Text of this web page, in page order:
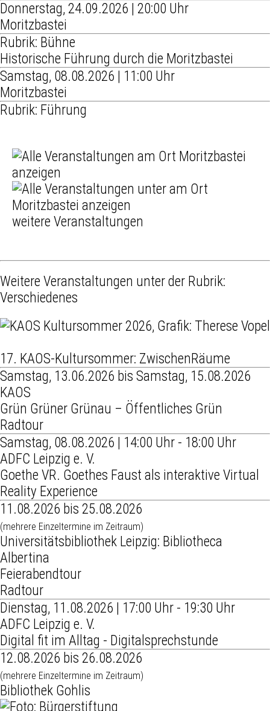
Donnerstag, 24.09.2026 | 20:00 Uhr
Moritzbastei
Rubrik: Bühne
Historische Führung durch die Moritzbastei
Samstag, 08.08.2026 | 11:00 Uhr
Moritzbastei
Rubrik: Führung
weitere Veranstaltungen
Weitere Veranstaltungen unter der Rubrik:
Verschiedenes
17. KAOS-Kultursommer: ZwischenRäume
Samstag, 13.06.2026 bis Samstag, 15.08.2026
KAOS
Grün Grüner Grünau – Öffentliches Grün
Radtour
Samstag, 08.08.2026 | 14:00 Uhr - 18:00 Uhr
ADFC Leipzig e. V.
Goethe VR. Goethes Faust als interaktive Virtual
Reality Experience
11.08.2026 bis 25.08.2026
(mehrere Einzeltermine im Zeitraum)
Universitätsbibliothek Leipzig: Bibliotheca
Albertina
Feierabendtour
Radtour
Dienstag, 11.08.2026 | 17:00 Uhr - 19:30 Uhr
ADFC Leipzig e. V.
Digital fit im Alltag - Digitalsprechstunde
12.08.2026 bis 26.08.2026
(mehrere Einzeltermine im Zeitraum)
Bibliothek Gohlis